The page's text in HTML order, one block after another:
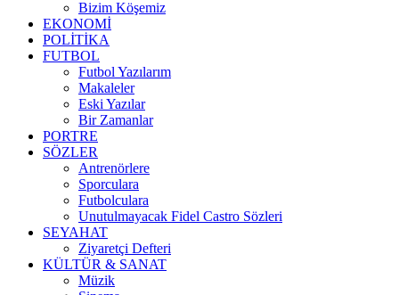
Bizim Köşemiz
EKONOMİ
POLİTİKA
FUTBOL
Futbol Yazılarım
Makaleler
Eski Yazılar
Bir Zamanlar
PORTRE
SÖZLER
Antrenörlere
Sporculara
Futbolculara
Unutulmayacak Fidel Castro Sözleri
SEYAHAT
Ziyaretçi Defteri
KÜLTÜR & SANAT
Müzik